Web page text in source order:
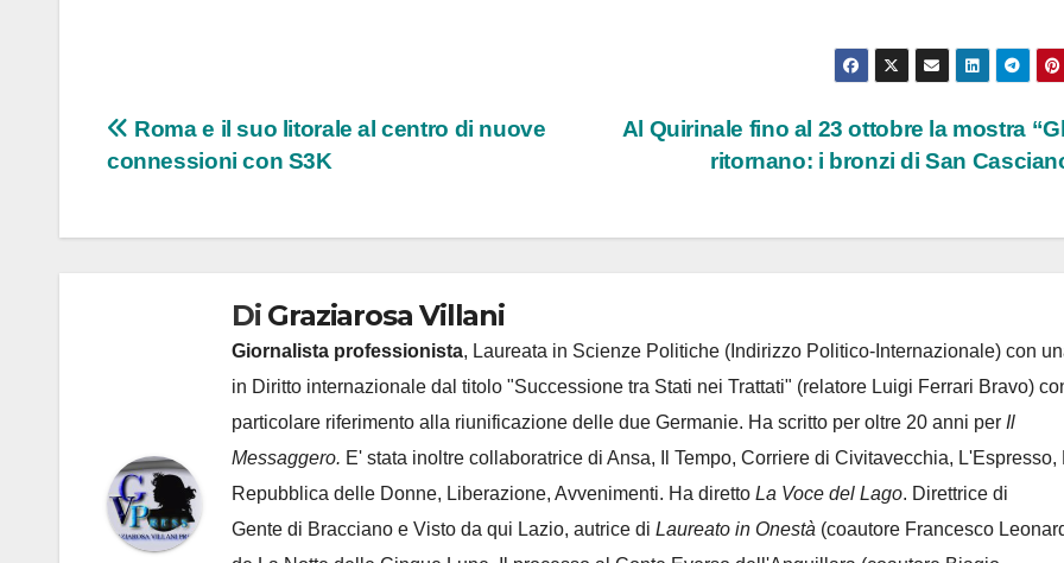
Navigazione
Al Quirinale fino al 23 ottobre la mostra
ritornano: i bronzi di San
Roma e il suo litorale al centro di nuove
connessioni con S3K
Di Graziarosa Villani
Giornalista professionista, Laureata in Scienze Politiche (Indirizzo Politico-Internazionale) con
in Diritto internazionale dal titolo "Successione tra Stati nei Trattati" (relatore Luigi Ferrari Bravo)
particolare riferimento alla riunificazione delle due Germanie. Ha scritto per oltre 20 anni per Il
Messaggero. E' stata inoltre collaboratrice di Ansa, Il Tempo, Corriere di Civitavecchia, L'Espresso,
Repubblica delle Donne, Liberazione, Avvenimenti. Ha diretto La Voce del Lago. Direttrice di
Gente di Bracciano e Visto da qui Lazio, autrice di Laureato in Onestà (coautore Francesco